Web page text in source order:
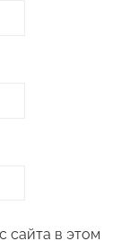
сайта в этом